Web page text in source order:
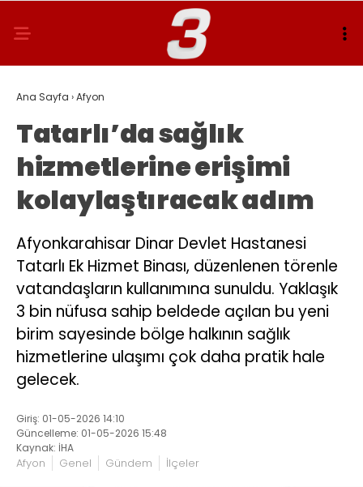
Ana Sayfa ›Afyon
Tatarlı’da sağlık
hizmetlerine erişimi
kolaylaştıracak adım
Afyonkarahisar Dinar Devlet Hastanesi
Tatarlı Ek Hizmet Binası, düzenlenen törenle
vatandaşların kullanımına sunuldu. Yaklaşık
3 bin nüfusa sahip beldede açılan bu yeni
birim sayesinde bölge halkının sağlık
hizmetlerine ulaşımı çok daha pratik hale
gelecek.
Giriş: 01-05-2026 14:10
Güncelleme: 01-05-2026 15:48
Kaynak: İHA
Afyon Genel Gündem İlçeler